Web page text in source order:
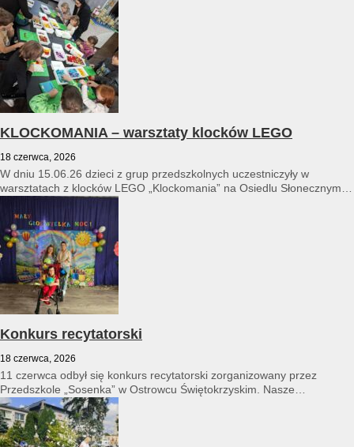
KLOCKOMANIA – warsztaty klocków LEGO
18 czerwca, 2026
W dniu 15.06.26 dzieci z grup przedszkolnych uczestniczyły w
warsztatach z klocków LEGO „Klockomania” na Osiedlu Słonecznym
Konkurs recytatorski
18 czerwca, 2026
11 czerwca odbył się konkurs recytatorski zorganizowany przez
Przedszkole „Sosenka” w Ostrowcu Świętokrzyskim. Nasze
przedszkole reprezentował Franciszek Karpiński...